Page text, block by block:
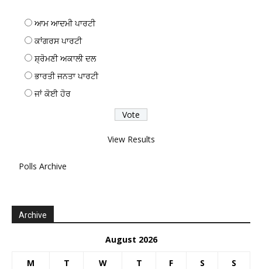
ਆਮ ਆਦਮੀ ਪਾਰਟੀ
ਕਾਂਗਰਸ ਪਾਰਟੀ
ਸ਼੍ਰੋਮਣੀ ਅਕਾਲੀ ਦਲ
ਭਾਰਤੀ ਜਨਤਾ ਪਾਰਟੀ
ਜਾਂ ਕੋਈ ਹੋਰ
View Results
Polls Archive
Archive
August 2026
M T W T F S S